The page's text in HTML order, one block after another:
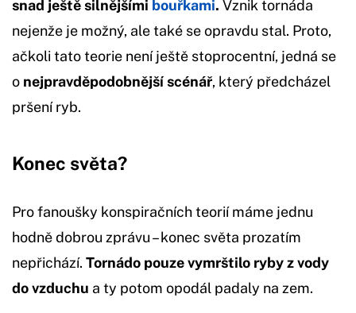
snad ještě silnějšími bouřkami. Vznik tornáda
nejenže je možný, ale také se opravdu stal. Proto,
ačkoli tato teorie není ještě stoprocentní, jedná se
o nejpravděpodobnější scénář, který předcházel
pršení ryb.
Konec světa?
Pro fanoušky konspiračních teorií máme jednu
hodně dobrou zprávu – konec světa prozatím
nepřichází. Tornádo pouze vymrštilo ryby z vody
do vzduchu a ty potom opodál padaly na zem.